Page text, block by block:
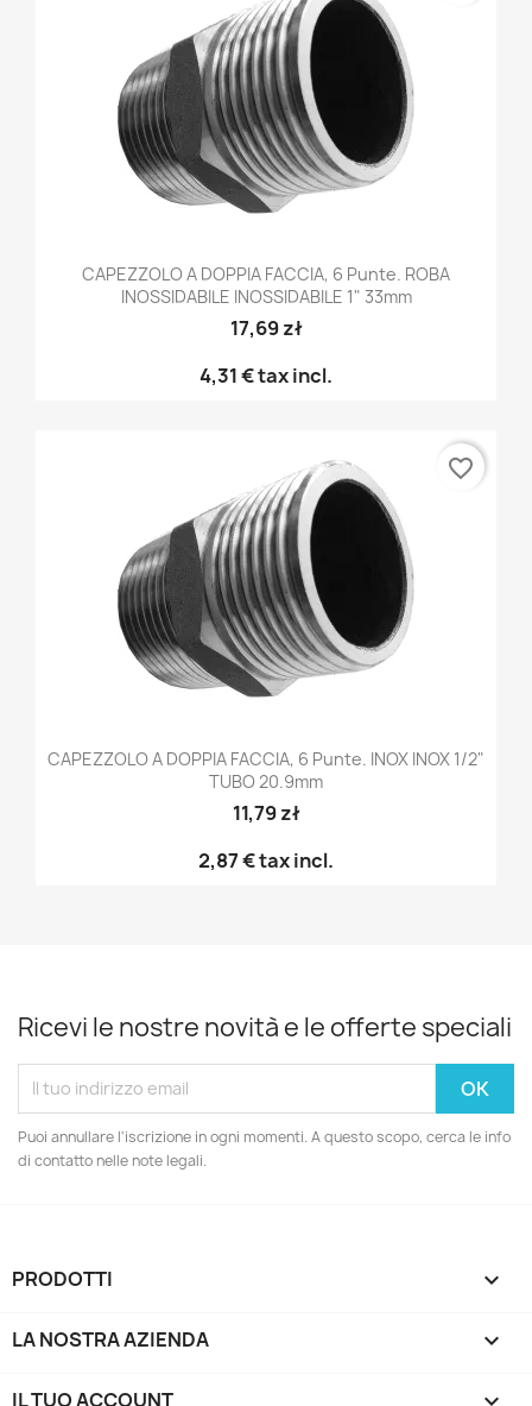
CAPEZZOLO A DOPPIA FACCIA, 6 Punte. ROBA
INOSSIDABILE INOSSIDABILE 1" 33mm
17,69 zł
4,31 €tax incl.
CAPEZZOLO A DOPPIA FACCIA, 6 Punte. INOX INOX 1/2"
TUBO 20.9mm
11,79 zł
2,87 €tax incl.
favorite_border
Ricevi le nostre novità e le offerte speciali
Puoi annullare l'iscrizione in ogni momenti. A questo scopo, cerca le info
di contatto nelle note legali.
PRODOTTI 
LA NOSTRA AZIENDA 
IL TUO ACCOUNT